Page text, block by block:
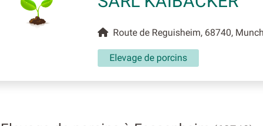
Route de Reguisheim, 68740,
Elevage de porcins